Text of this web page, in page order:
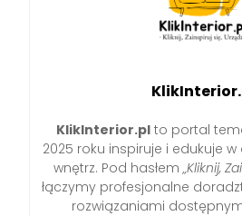
KlikInterior.pl to portal
2025 roku inspiruje i edukuje
wnętrz. Pod hasłem „Kliknij,
łączymy profesjonalne
rozwiązaniami